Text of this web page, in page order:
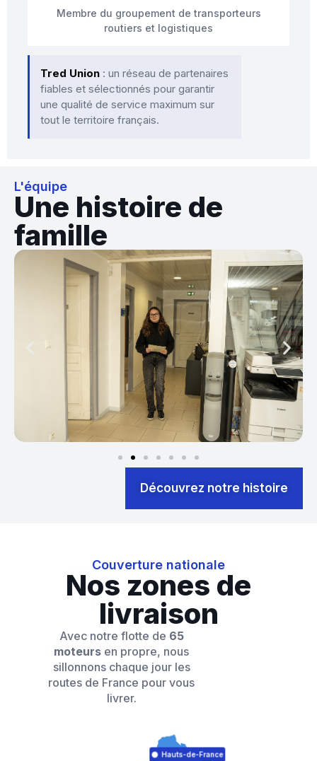
Membre du groupement de transporteurs
routiers et logistiques
Tred Union : un réseau de partenaires
fiables et sélectionnés pour garantir
une qualité de service maximum sur
tout le territoire français.
L'équipe
Une histoire de
famille
Découvrez notre histoire
Couverture nationale
Nos zones de
livraison
Avec notre flotte de 65
moteurs en propre, nous
sillonnons chaque jour les
routes de France pour vous
livrer.
Hauts-de-France